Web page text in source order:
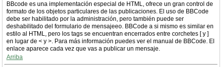
BBcode es una implementación especial de HTML, ofrece un gran control de
formato de los objetos particulares de las publicaciones. El uso de BBCode
debe ser habilitado por la administración, pero también puede ser
deshabilitado del formulario de mensajeeo. BBCode a si mismo es similar en
estilo al HTML, pero los tags se encuentran encerrados entre corchetes [ y ]
en lugar de < y >. Para más información puedes ver el manual de BBCode. El
enlace aparece cada vez que vas a publicar un mensaje.
Arriba